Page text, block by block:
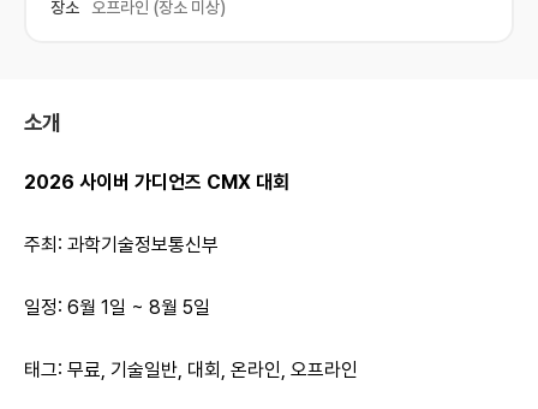
장소
오프라인 (장소 미상)
소개
2026 사이버 가디언즈 CMX 대회
주최: 과학기술정보통신부
일정: 6월 1일 ~ 8월 5일
태그: 무료, 기술일반, 대회, 온라인, 오프라인